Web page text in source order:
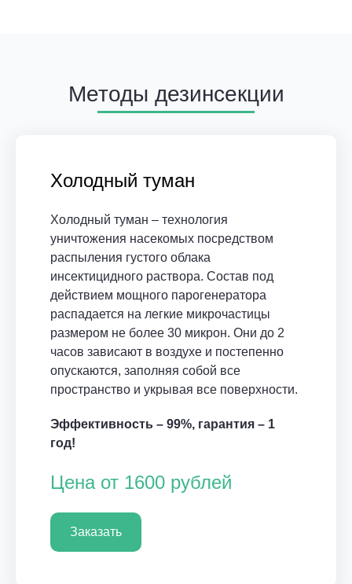
Методы дезинсекции
Холодный туман
Холодный туман – технология
уничтожения насекомых посредством
распыления густого облака
инсектицидного раствора. Состав под
действием мощного парогенератора
распадается на легкие микрочастицы
размером не более 30 микрон. Они до 2
часов зависают в воздухе и постепенно
опускаются, заполняя собой все
пространство и укрывая все поверхности.
Эффективность – 99%, гарантия – 1
год!
Цена от 1600 рублей
Заказать